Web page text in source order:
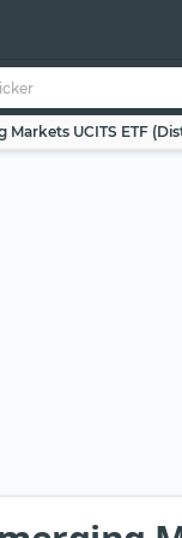
Markets UCITS ETF